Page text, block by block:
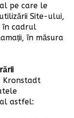
pe care le
Site-ului,
în cadrul
în măsura
Kronstadt
astfel: